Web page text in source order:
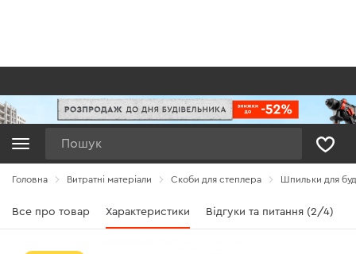
Головна Витратні матеріали Скоби для степлера Шпильки для
Все про товар Характеристики Відгуки та питання (2/4)